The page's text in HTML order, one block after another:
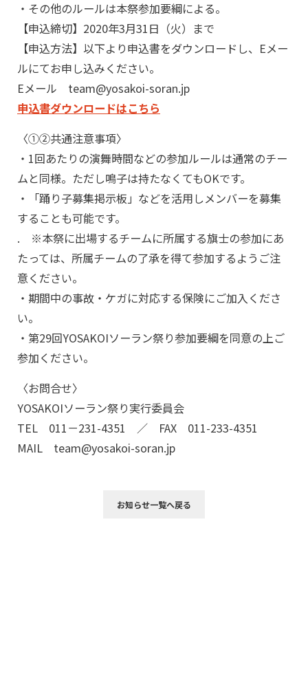
・その他のルールは本祭参加要綱による。
【申込締切】2020年3月31日（火）まで
【申込方法】以下より申込書をダウンロードし、Eメー
ルにてお申し込みください。
Eメール team@yosakoi-soran.jp
申込書ダウンロードはこちら
〈①②共通注意事項〉
・1回あたりの演舞時間などの参加ルールは通常のチー
ムと同様。ただし鳴子は持たなくてもOKです。
・「踊り子募集掲示板」などを活用しメンバーを募集
することも可能です。
. ※本祭に出場するチームに所属する旗士の参加にあ
たっては、所属チームの了承を得て参加するようご注
意ください。
・期間中の事故・ケガに対応する保険にご加入くださ
い。
・第29回YOSAKOIソーラン祭り参加要綱を同意の上ご
参加ください。
〈お問合せ〉
YOSAKOIソーラン祭り実行委員会
TEL 011－231-4351 ／ FAX 011-233-4351
MAIL team@yosakoi-soran.jp
お知らせ一覧へ戻る